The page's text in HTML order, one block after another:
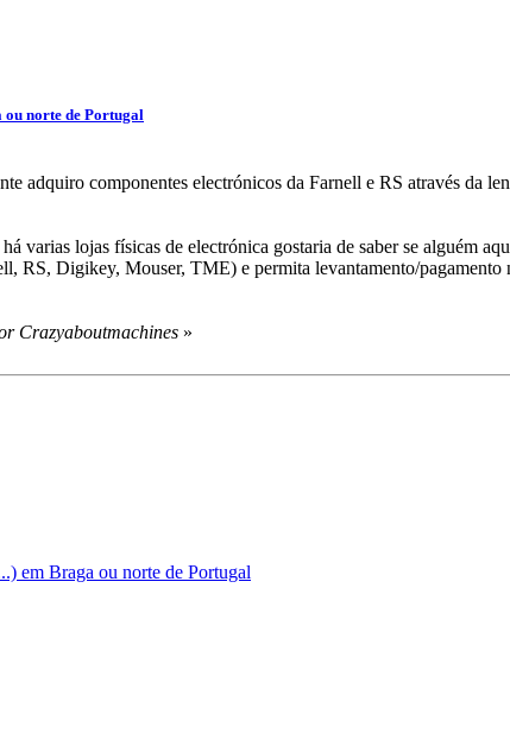
ou norte de Portugal
adquiro componentes electrónicos da Farnell e RS através da
varias lojas físicas de electrónica gostaria de saber se alguém
RS, Digikey, Mouser, TME) e permita levantamento/
Crazyaboutmachines »
em Braga ou norte de Portugal